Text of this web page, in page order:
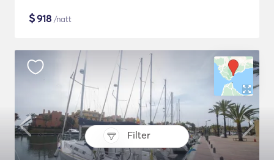
Filter
$918 /natt